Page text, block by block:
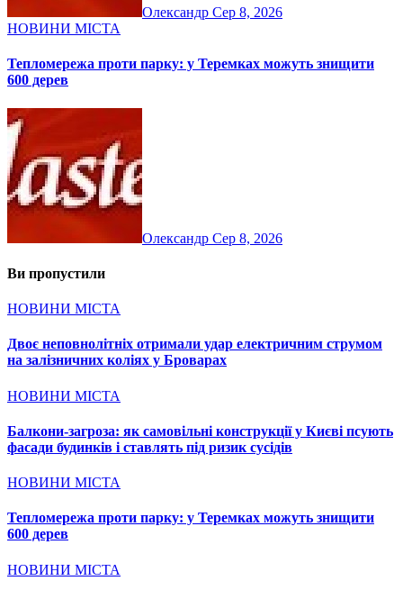
Олександр Сер 8, 2026
НОВИНИ МІСТА
Тепломережа проти парку: у Теремках можуть знищити
600 дерев
Олександр Сер 8, 2026
Ви пропустили
НОВИНИ МІСТА
Двоє неповнолітніх отримали удар електричним струмом
на залізничних коліях у Броварах
НОВИНИ МІСТА
Балкони-загроза: як самовільні конструкції у Києві псують
фасади будинків і ставлять під ризик сусідів
НОВИНИ МІСТА
Тепломережа проти парку: у Теремках можуть знищити
600 дерев
НОВИНИ МІСТА